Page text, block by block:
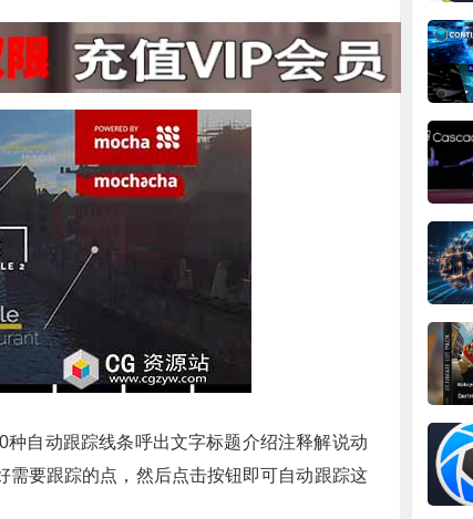
自动跟踪线条呼出文字标题介绍注释解说动
要跟踪的点，然后点击按钮即可自动跟踪这